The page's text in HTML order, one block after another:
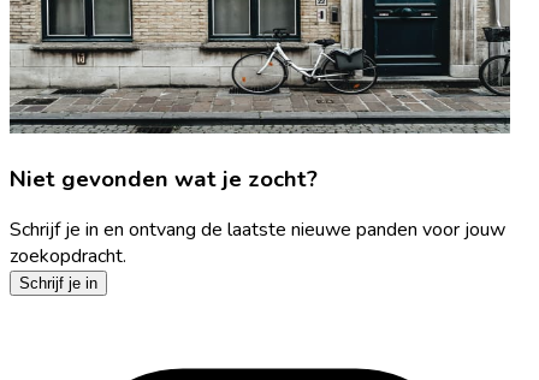
Niet gevonden wat je zocht?
Schrijf je in en ontvang de laatste nieuwe panden voor jouw
zoekopdracht.
Schrijf je in